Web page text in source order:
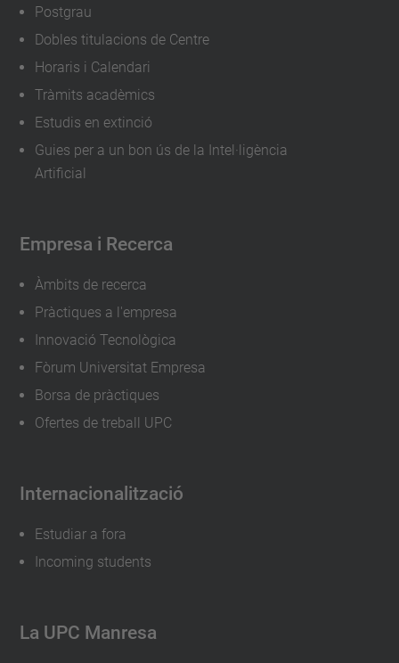
Postgrau
Dobles titulacions de Centre
Horaris i Calendari
Tràmits acadèmics
Estudis en extinció
Guies per a un bon ús de la Intel·ligència
Artificial
Empresa i Recerca
Àmbits de recerca
Pràctiques a l'empresa
Innovació Tecnològica
Fòrum Universitat Empresa
Borsa de pràctiques
Ofertes de treball UPC
Internacionalització
Estudiar a fora
Incoming students
La UPC Manresa